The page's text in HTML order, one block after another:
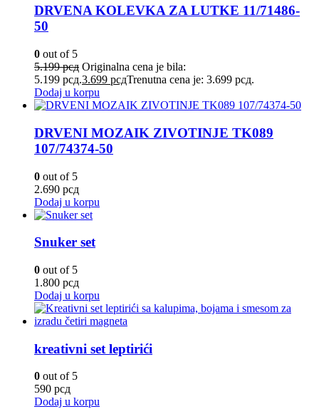
DRVENA KOLEVKA ZA LUTKE 11/71486-
50
0 out of 5
5.199рсд Originalna cena je bila:
5.199 рсд.3.699 рсдTrenutna cena je: 3.699 рсд.
Dodaj u korpu
DRVENI MOZAIK ZIVOTINJE TK089
107/74374-50
0 out of 5
2.690 рсд
Dodaj u korpu
Snuker set
0 out of 5
1.800 рсд
Dodaj u korpu
kreativni set leptirići
0 out of 5
590 рсд
Dodaj u korpu